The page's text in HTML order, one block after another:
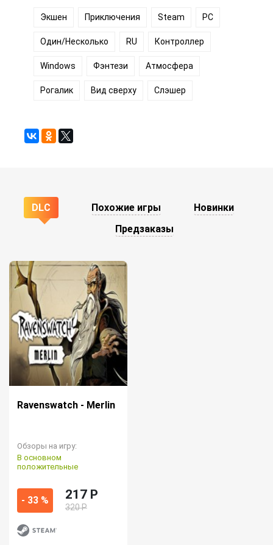
Экшен Приключения Steam PC
Один/Несколько RU Контроллер
Windows Фэнтези Атмосфера
Рогалик Вид сверху Слэшер
DLC Похожие игры
Новинки
Предзаказы
Ravenswatch - Merlin
Обзоры на игру:
В основном
положительные
- 33 % 217 P
320 Р